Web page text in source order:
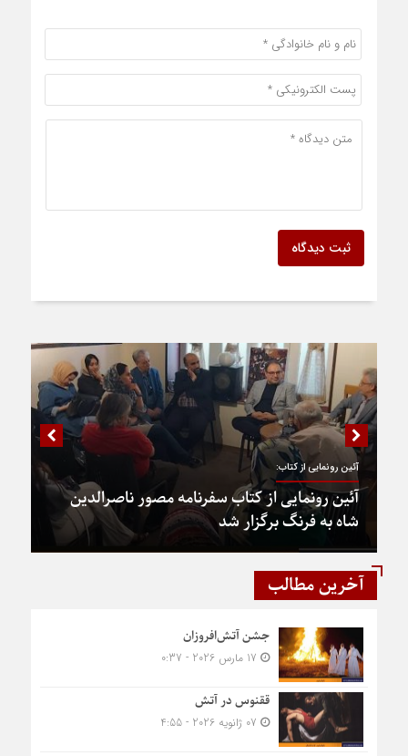
ثبت دیدگاه
آئین رونمایی از کتاب:
آئین رونمایی از کتاب سفرنامه مصور ناصرالدین
شاه به فرنگ برگزار شد
آخرین مطالب
جشن آتش‌افروزان
ققنوس در آتش